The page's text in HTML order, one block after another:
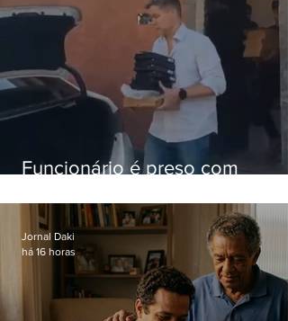
Funcionário é preso com
Hospital do Andaraí
Jornal Daki
há 16 horas